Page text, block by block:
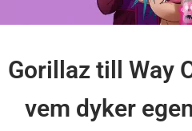
Gorillaz till Way
vem dyker